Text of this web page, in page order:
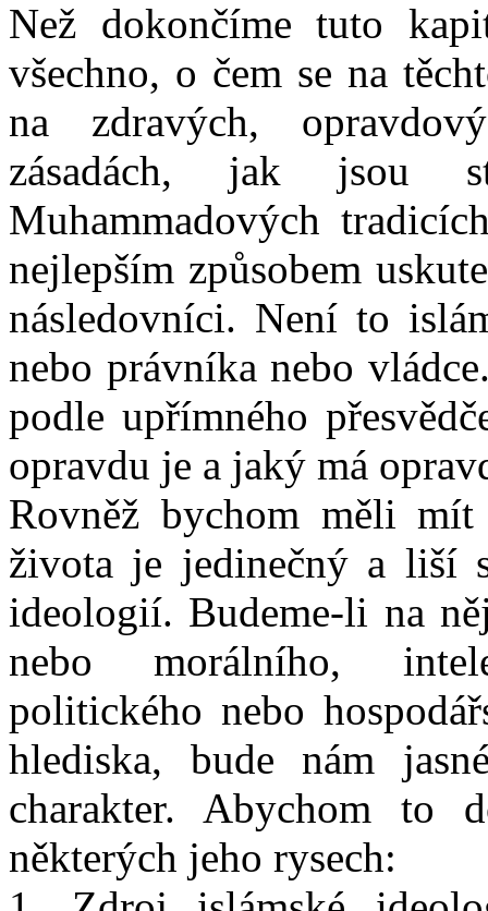
Než dokončíme tuto
všechno, o čem se na
na zdravých,
zásadách, jak jsou
Muhammadových
nejlepším způsobem
následovníci. Není to
nebo právníka nebo
podle upřímného
opravdu je a jaký má
Rovněž bychom měli
života je jedinečný a liší
ideologií. Budeme-li na
nebo morálního,
politického nebo
hlediska, bude nám
charakter. Abychom to
některých jeho rysech: